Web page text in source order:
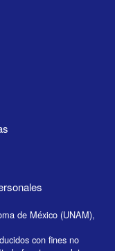
de México (UNAM),
con fines no